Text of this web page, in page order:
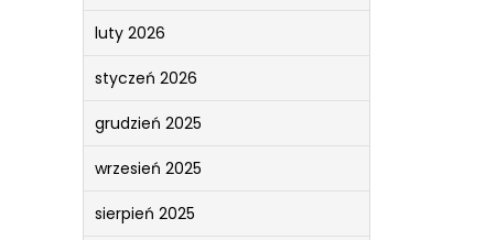
luty 2026
styczeń 2026
grudzień 2025
wrzesień 2025
sierpień 2025